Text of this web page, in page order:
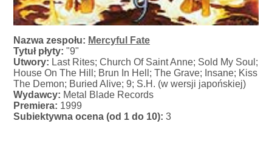
Nazwa zespołu: Mercyful Fate
Tytuł płyty: "9"
Utwory: Last Rites; Church Of Saint Anne; Sold My Soul;
House On The Hill; Brun In Hell; The Grave; Insane; Kiss
The Demon; Buried Alive; 9; S.H. (w wersji japońskiej)
Wydawcy: Metal Blade Records
Premiera: 1999
Subiektywna ocena (od 1 do 10): 3